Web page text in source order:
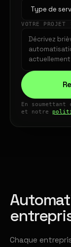
VOTRE PROJET
En
et notre
Chaque